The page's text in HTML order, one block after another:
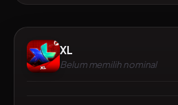
XL
Belum memilih nominal